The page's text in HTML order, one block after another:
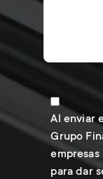
Al enviar
Grupo
para dar